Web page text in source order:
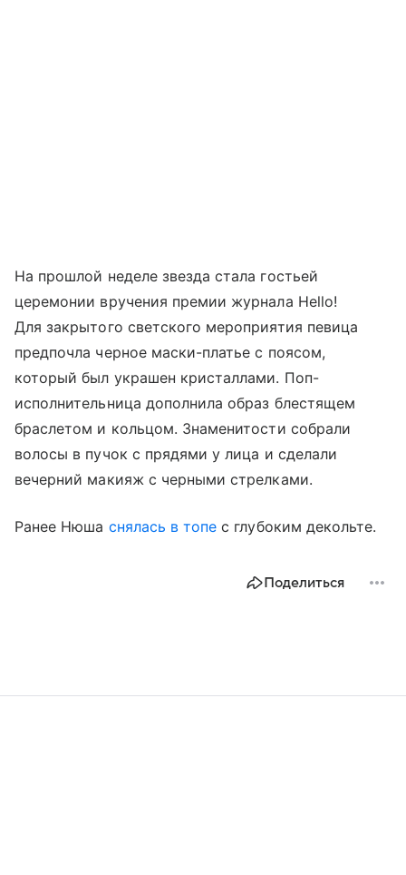
На прошлой неделе звезда стала гостьей
церемонии вручения премии журнала Hello!
Для закрытого светского мероприятия певица
предпочла черное маски-платье с поясом,
который был украшен кристаллами. Поп-
исполнительница дополнила образ блестящем
браслетом и кольцом. Знаменитости собрали
волосы в пучок с прядями у лица и сделали
вечерний макияж с черными стрелками.
Ранее Нюша снялась в топе с глубоким декольте.
Поделиться